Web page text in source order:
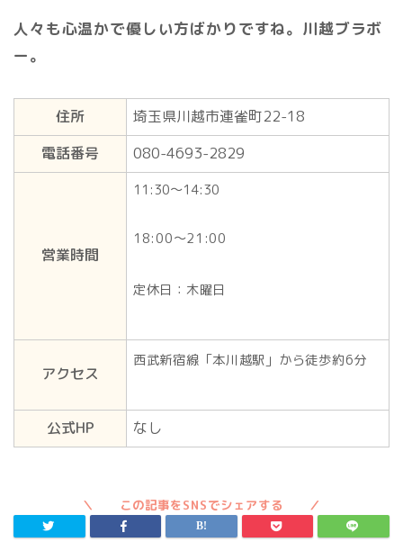
人々も心温かで優しい方ばかりですね。川越ブラボ
ー。
住所
埼玉県川越市連雀町22-18
電話番号
080-4693-2829
営業時間
11:30～14:30
18:00～21:00
定休日：木曜日
アクセス
西武新宿線「本川越駅」から徒歩約6分
公式HP なし